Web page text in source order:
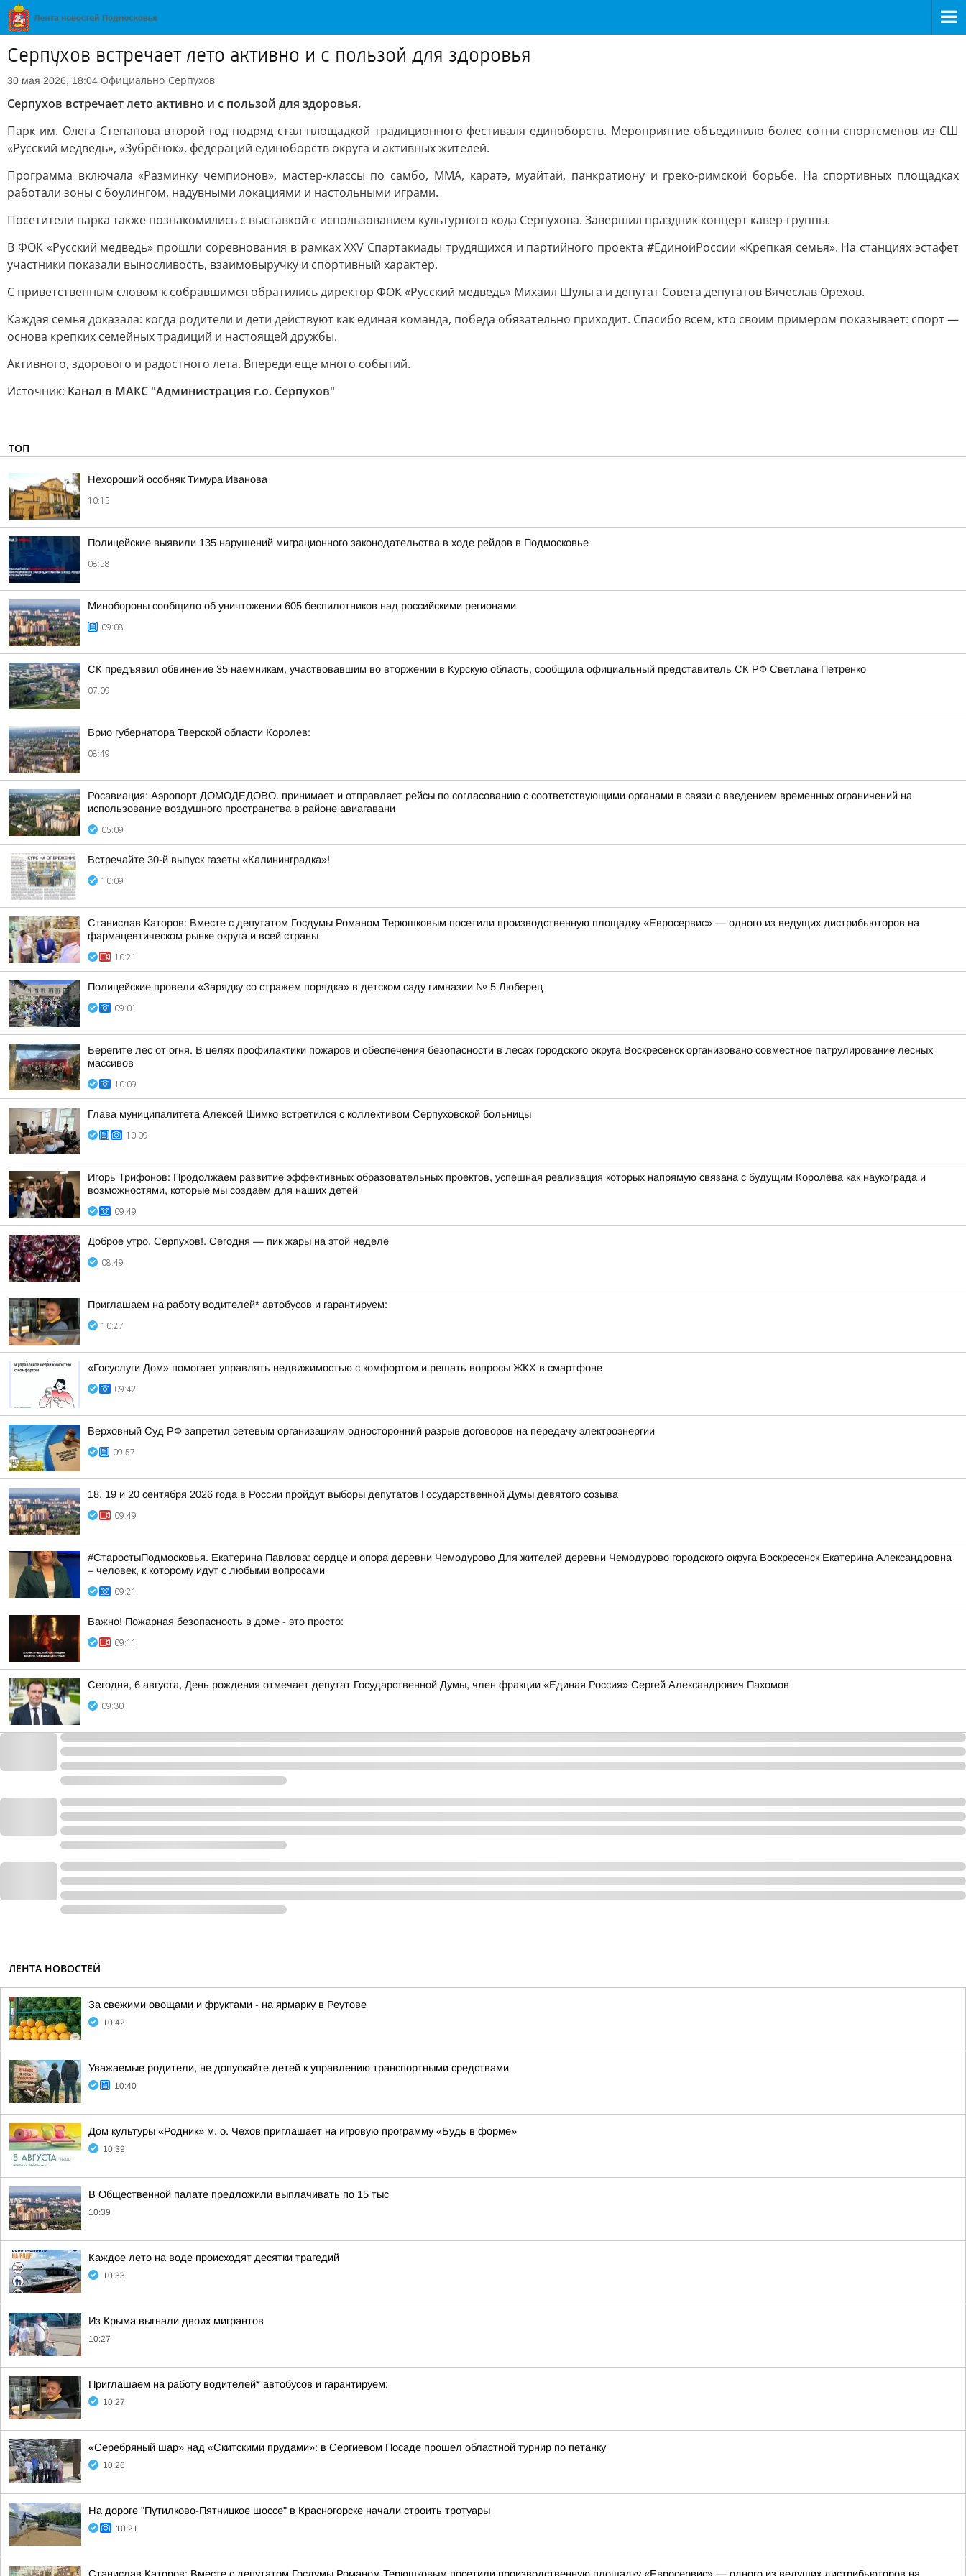
Серпухов встречает лето активно и с пользой для здоровья
30 мая 2026, 18:04 Официально Серпухов
Серпухов встречает лето активно и с пользой для здоровья.
Парк им. Олега Степанова второй год подряд стал площадкой традиционного фестиваля единоборств. Мероприятие объединило более сотни спортсменов из СШ
«Русский медведь», «Зубрёнок», федераций единоборств округа и активных жителей.
Программа включала «Разминку чемпионов», мастер-классы по самбо, ММА, каратэ, муайтай, панкратиону и греко-римской борьбе. На спортивных площадках
работали зоны с боулингом, надувными локациями и настольными играми.
Посетители парка также познакомились с выставкой с использованием культурного кода Серпухова. Завершил праздник концерт кавер-группы.
В ФОК «Русский медведь» прошли соревнования в рамках XXV Спартакиады трудящихся и партийного проекта #ЕдинойРоссии «Крепкая семья». На станциях эстафет
участники показали выносливость, взаимовыручку и спортивный характер.
С приветственным словом к собравшимся обратились директор ФОК «Русский медведь» Михаил Шульга и депутат Совета депутатов Вячеслав Орехов.
Каждая семья доказала: когда родители и дети действуют как единая команда, победа обязательно приходит. Спасибо всем, кто своим примером показывает: спорт —
основа крепких семейных традиций и настоящей дружбы.
Активного, здорового и радостного лета. Впереди еще много событий.
Источник: Канал в МАКС "Администрация г.о. Серпухов"
ТОП
Нехороший особняк Тимура Иванова
10:15
Полицейские выявили 135 нарушений миграционного законодательства в ходе рейдов в Подмосковье
08:58
Минобороны сообщило об уничтожении 605 беспилотников над российскими регионами
09:08
СК предъявил обвинение 35 наемникам, участвовавшим во вторжении в Курскую область, сообщила официальный представитель СК РФ Светлана Петренко
07:09
Врио губернатора Тверской области Королев:
08:49
Росавиация: Аэропорт ДОМОДЕДОВО. принимает и отправляет рейсы по согласованию с соответствующими органами в связи с введением временных ограничений на
использование воздушного пространства в районе авиагавани
05:09
Встречайте 30-й выпуск газеты «Калининградка»!
10:09
Станислав Каторов: Вместе с депутатом Госдумы Романом Терюшковым посетили производственную площадку «Евросервис» — одного из ведущих дистрибьюторов на
фармацевтическом рынке округа и всей страны
10:21
Полицейские провели «Зарядку со стражем порядка» в детском саду гимназии № 5 Люберец
09:01
Берегите лес от огня. В целях профилактики пожаров и обеспечения безопасности в лесах городского округа Воскресенск организовано совместное патрулирование лесных
массивов
10:09
Глава муниципалитета Алексей Шимко встретился с коллективом Серпуховской больницы
10:09
Игорь Трифонов: Продолжаем развитие эффективных образовательных проектов, успешная реализация которых напрямую связана с будущим Королёва как наукограда и
возможностями, которые мы создаём для наших детей
09:49
Доброе утро, Серпухов!. Сегодня — пик жары на этой неделе
08:49
Приглашаем на работу водителей* автобусов и гарантируем:
10:27
«Госуслуги Дом» помогает управлять недвижимостью с комфортом и решать вопросы ЖКХ в смартфоне
09:42
Верховный Суд РФ запретил сетевым организациям односторонний разрыв договоров на передачу электроэнергии
09:57
18, 19 и 20 сентября 2026 года в России пройдут выборы депутатов Государственной Думы девятого созыва
09:49
#СтаростыПодмосковья. Екатерина Павлова: сердце и опора деревни Чемодурово Для жителей деревни Чемодурово городского округа Воскресенск Екатерина Александровна
– человек, к которому идут с любыми вопросами
09:21
Важно! Пожарная безопасность в доме - это просто:
09:11
Сегодня, 6 августа, День рождения отмечает депутат Государственной Думы, член фракции «Единая Россия» Сергей Александрович Пахомов
09:30
ЛЕНТА НОВОСТЕЙ
За свежими овощами и фруктами - на ярмарку в Реутове
10:42
Уважаемые родители, не допускайте детей к управлению транспортными средствами
10:40
Дом культуры «Родник» м. о. Чехов приглашает на игровую программу «Будь в форме»
10:39
В Общественной палате предложили выплачивать по 15 тыс
10:39
Каждое лето на воде происходят десятки трагедий
10:33
Из Крыма выгнали двоих мигрантов
10:27
Приглашаем на работу водителей* автобусов и гарантируем:
10:27
«Серебряный шар» над «Скитскими прудами»: в Сергиевом Посаде прошел областной турнир по петанку
10:26
На дороге "Путилково-Пятницкое шоссе" в Красногорске начали строить тротуары
10:21